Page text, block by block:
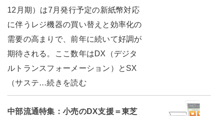
12月期）は7月発行予定の新紙幣対応
に伴うレジ機器の買い替えと効率化の
需要の高まりで、前年に続いて好調が
期待される。ここ数年はDX（デジタ
ルトランスフォーメーション）とSX
（サステ…続きを読む
中部流通特集：小売のDX支援＝東芝